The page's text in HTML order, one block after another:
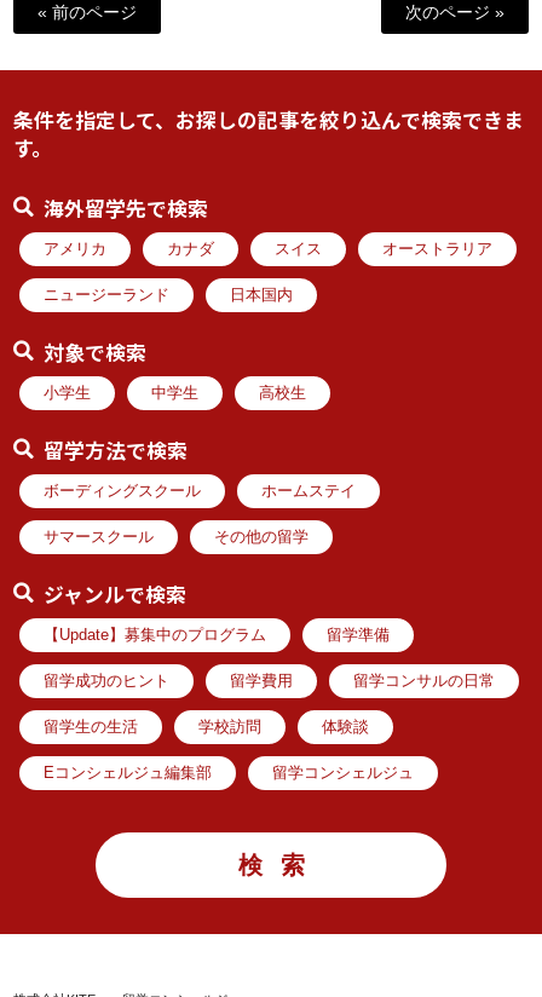
« 前のページ 次のページ »
条件を指定して、お探しの記事を絞り込んで検索できま
す。
海外留学先で検索
アメリカ カナダ スイス オーストラリア
ニュージーランド 日本国内
対象で検索
小学生 中学生 高校生
留学方法で検索
ボーディングスクール ホームステイ
サマースクール その他の留学
ジャンルで検索
【Update】募集中のプログラム 留学準備
留学成功のヒント 留学費用 留学コンサルの日常
留学生の生活 学校訪問 体験談
Eコンシェルジュ編集部 留学コンシェルジュ